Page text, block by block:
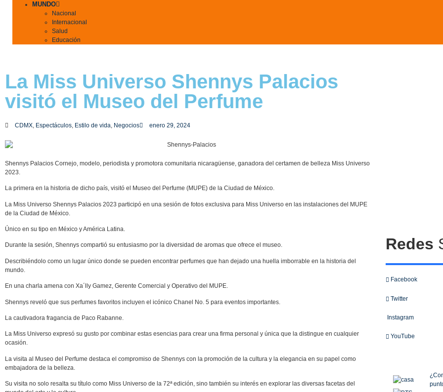
MUNDO
Nacional
Internacional
Salud
Educación
La Miss Universo Shennys Palacios
visitó el Museo del Perfume
CDMX, Espectáculos, Estilo de vida, Negocios enero 29, 2024
Shennys Palacios Cornejo, modelo, periodista y promotora comunitaria nicaragüense, ganadora del certamen de belleza Miss Universo
2023.
La primera en la historia de dicho país, visitó el Museo del Perfume (MUPE) de la Ciudad de México.
La Miss Universo Shennys Palacios 2023 participó en una sesión de fotos exclusiva para Miss Universo en las instalaciones del MUPE
de la Ciudad de México.
Único en su tipo en México y América Latina.
Durante la sesión, Shennys compartió su entusiasmo por la diversidad de aromas que ofrece el museo.
Describiéndolo como un lugar único donde se pueden encontrar perfumes que han dejado una huella imborrable en la historia del
mundo.
En una charla amena con Xa´lly Gamez, Gerente Comercial y Operativo del MUPE.
Shennys reveló que sus perfumes favoritos incluyen el icónico Chanel No. 5 para eventos importantes.
La cautivadora fragancia de Paco Rabanne.
La Miss Universo expresó su gusto por combinar estas esencias para crear una firma personal y única que la distingue en cualquier
ocasión.
La visita al Museo del Perfume destaca el compromiso de Shennys con la promoción de la cultura y la elegancia en su papel como
embajadora de la belleza.
Su visita no solo resalta su título como Miss Universo de la 72ª edición, sino también su interés en explorar las diversas facetas del
Redes
Facebook
Twitter
Instagram
YouTube